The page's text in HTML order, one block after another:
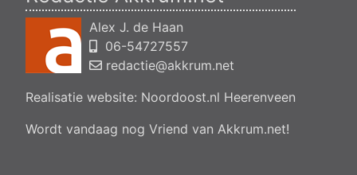
en veranderen van een woning- en het veranderen van een
bedrijfsgebouw, polsleatwei 11 Akkrum
Aanvraag omgevingsvergunning, bouwen van een
bedrijfsverzamelgebouw, spikerboor naast nummer 11-1
Akkrum
Aanvraag omgevingsvergunning wateractiviteit wf-1009518
van een transformatorstation project nulelie Akkrum nabij de
Alex J. de Haan
06-54727557
redactie@akkrum.net
Realisatie website: Noordoost.nl Heerenveen
Wordt vandaag nog Vriend van Akkrum.net!